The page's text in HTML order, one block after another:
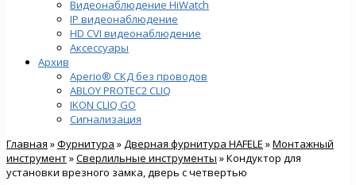
Видеонаблюдение HiWatch
IP видеонаблюдение
HD CVI видеонаблюдение
Аксессуары
Архив
Aperio® СКД без проводов
ABLOY PROTEC2 CLIQ
IKON CLIQ GO
Сигнализация
Главная »Фурнитура » Дверная фурнитура HAFELE »Монтажный
инструмент»Сверлильные инструменты » Кондуктор для
установки врезного замка, дверь с четвертью